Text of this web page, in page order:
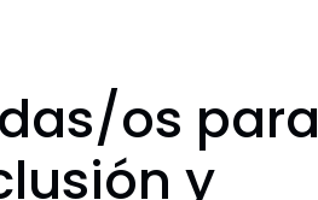
os para
y